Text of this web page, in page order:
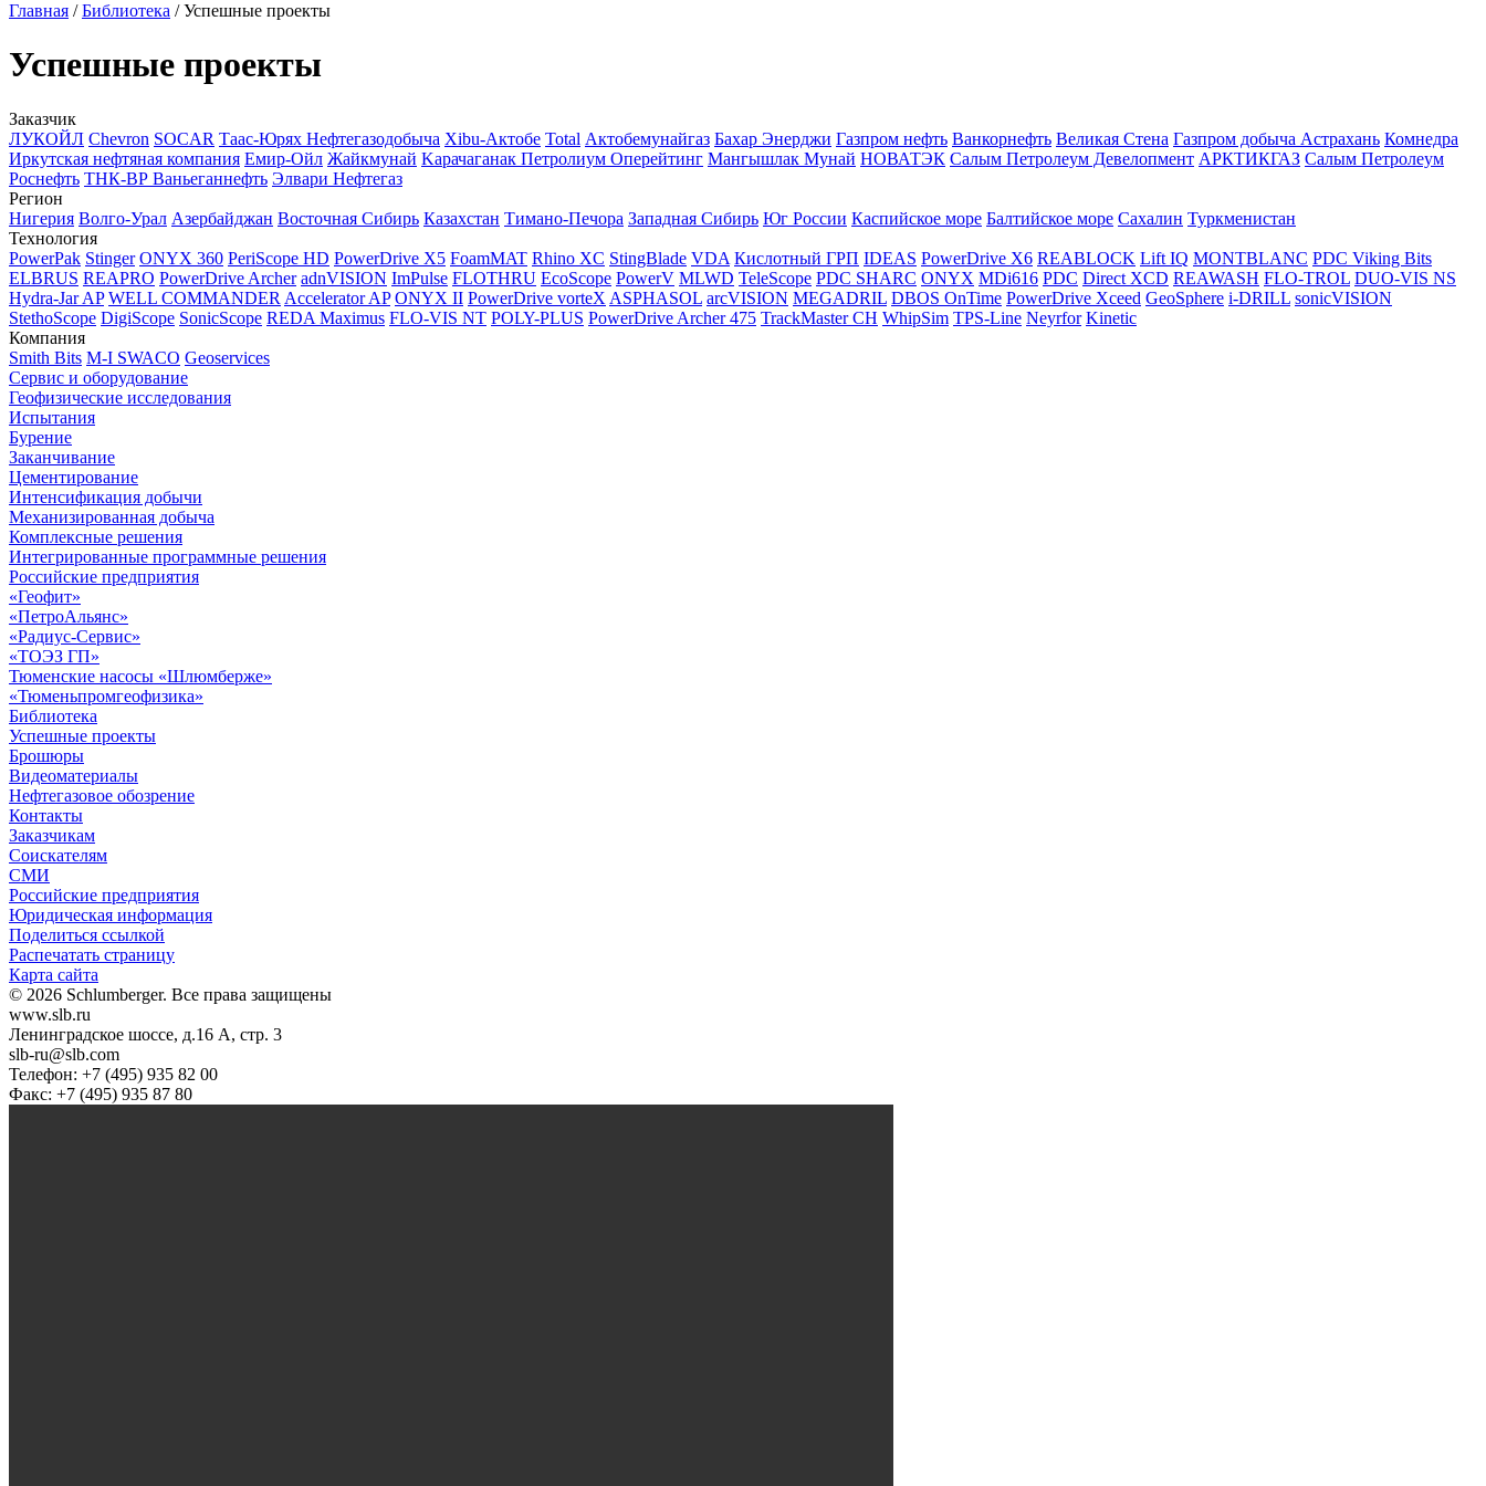
Главная /Библиотека /Успешные проекты
Успешные проекты
Заказчик
ЛУКОЙЛ Chevron SOCAR Таас-Юрях Нефтегазодобыча Xibu-Актобе Total Актобемунайгаз Бахар Энерджи Газпром нефть Ванкорнефть Великая Стена Газпром добыча Астрахань Комнедра
Иркутская нефтяная компания Емир-Ойл Жайкмунай Kарачаганак Петролиум Оперейтинг Мангышлак Мунай НОВАТЭК Салым Петролеум Девелопмент АРКТИКГАЗ Салым Петролеум
Роснефть ТНК-ВР Ваньеганнефть Элвари Нефтегаз
Регион
Нигерия Волго-Урал Азербайджан Восточная Сибирь Казахстан Тимано-Печора Западная Сибирь Юг России Каспийское море Балтийское море Сахалин Туркменистан
Технология
PowerPak Stinger ONYX 360 PeriScope HD PowerDrive X5 FoamMAT Rhino XC StingBlade VDA Кислотный ГРП IDEAS PowerDrive X6 REABLOCK Lift IQ MONTBLANC PDC Viking Bits
ELBRUS REAPRO PowerDrive Archer adnVISION ImPulse FLOTHRU EcoScope PowerV MLWD TeleScope PDC SHARC ONYX MDi616 PDC Direct XCD REAWASH FLO-TROL DUO-VIS NS
Hydra-Jar AP WELL COMMANDER Accelerator AP ONYX II PowerDrive vorteX ASPHASOL arcVISION MEGADRIL DBOS OnTime PowerDrive Xceed GeoSphere i-DRILL sonicVISION
StethoScope DigiScope SonicScope REDA Maximus FLO-VIS NT POLY-PLUS PowerDrive Archer 475 TrackMaster CH WhipSim TPS-Line Neyrfor Kinetic
Компания
Smith Bits M-I SWACO Geoservices
Сервис и оборудование
Геофизические исследования
Испытания
Бурение
Заканчивание
Цементирование
Интенсификация добычи
Механизированная добыча
Комплексные решения
Интегрированные программные решения
Российские предприятия
«Геофит»
«ПетроАльянс»
«Радиус-Сервис»
«ТОЭЗ ГП»
Тюменские насосы «Шлюмберже»
«Тюменьпромгеофизика»
Библиотека
Успешные проекты
Брошюры
Видеоматериалы
Нефтегазовое обозрение
Контакты
Заказчикам
Соискателям
СМИ
Российские предприятия
Юридическая информация
Поделиться ссылкой
Распечатать страницу
Карта сайта
© 2026 Schlumberger. Все права защищены
www.slb.ru
Ленинградское шоссе, д.16 А, стр. 3
slb-ru@slb.com
Телефон: +7 (495) 935 82 00
Факс: +7 (495) 935 87 80